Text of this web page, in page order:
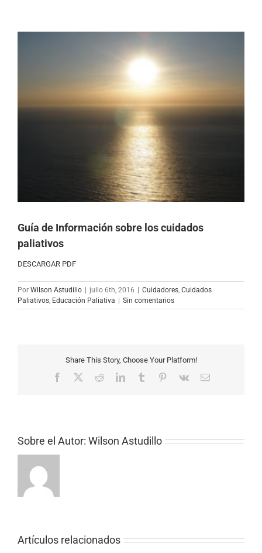
Guía de Información sobre los cuidados
paliativos
DESCARGAR PDF
Por Wilson Astudillo julio 6th, 2016 Cuidadores, Cuidados
Paliativos, Educación Paliativa Sin comentarios
Share This Story, Choose Your Platform!
Facebook RedditLinkedInTumblr Pinterest
Vk
Correo
Sobre el Autor: Wilson Astudillo
Artículos relacionados